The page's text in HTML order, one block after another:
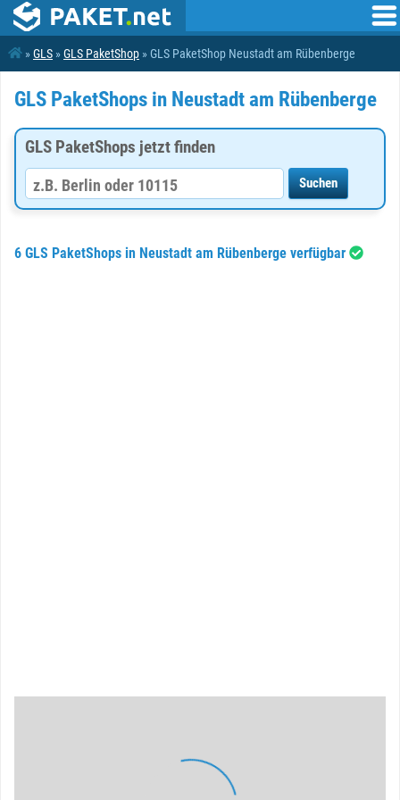
»GLS »GLS PaketShop » GLS PaketShop Neustadt am Rübenberge
GLS PaketShops in Neustadt am Rübenberge
GLS PaketShops jetzt finden
6 GLS PaketShops in Neustadt am Rübenberge verfügbar